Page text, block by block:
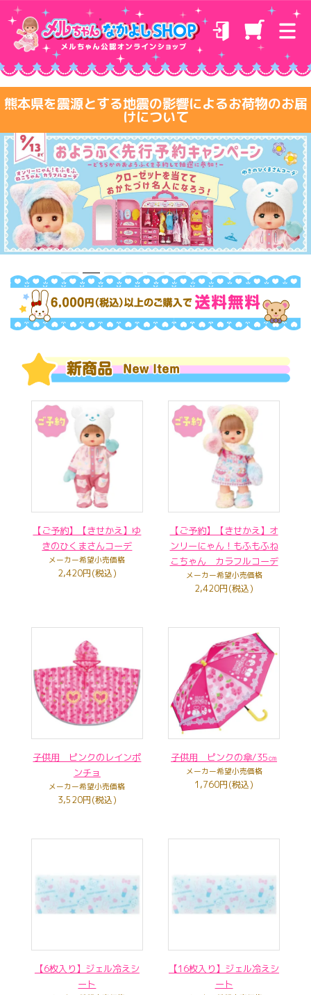
熊本県を震源とする地震の影響によるお荷物のお届
けについて
【ご予約】【きせかえ】ゆ
きのひくまさんコーデ
メーカー希望小売価格
2,420円(税込)
【ご予約】【きせかえ】オ
ンリーにゃん！もふもふね
こちゃん カラフルコーデ
メーカー希望小売価格
2,420円(税込)
子供用 ピンクのレインポ
ンチョ
メーカー希望小売価格
3,520円(税込)
子供用 ピンクの傘/35㎝
メーカー希望小売価格
1,760円(税込)
【6枚入り】ジェル冷えシ
ート
【16枚入り】ジェル冷えシ
ート